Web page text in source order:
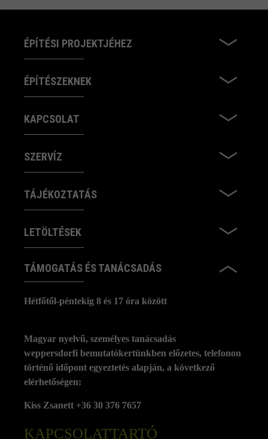
ÉPÍTÉSI PROJEKTJÉHEZ
ÉPÍTÉSZEKNEK
KAPCSOLAT
SZERVÍZ
TÁJÉKOZTATÁS
LETÖLTÉSEK
TÁMOGATÁS ÉS TANÁCSADÁS
Hétfőtől-péntekig 8 és 17 óra között
KAPCSOLATTARTÓ
Magyar nyelvű, személyes tanácsadás
weppersdorfi bemutatókertünkben előzetes, telefonon
történő időpont egyeztetés alapján, a következő
elérhetőségen:
Kiss Zsanett +36 30 376 7657